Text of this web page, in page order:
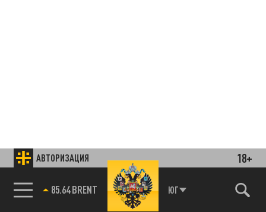
АВТОРИЗАЦИЯ 18+
85.64 BRENT ЮГ